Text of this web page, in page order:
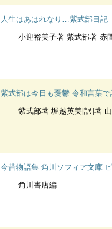
人生はあはれなり…紫式部日記
小迎裕美子著 紫式部著 赤間
紫式部は今日も憂鬱 令和言葉で
紫式部著 堀越英美[訳]著 山本
今昔物語集 角川ソフィア文庫
角川書店編